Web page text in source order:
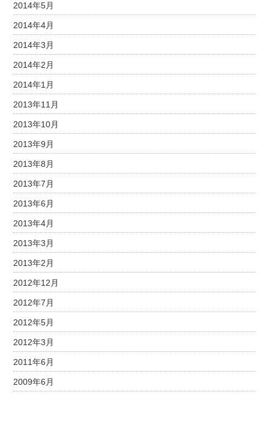
2014年5月
2014年4月
2014年3月
2014年2月
2014年1月
2013年11月
2013年10月
2013年9月
2013年8月
2013年7月
2013年6月
2013年4月
2013年3月
2013年2月
2012年12月
2012年7月
2012年5月
2012年3月
2011年6月
2009年6月